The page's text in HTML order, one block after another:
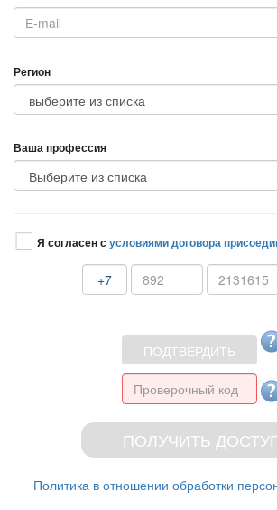
Регион
аша профессия
Я согласен сусловиями договора
+7
Политика в отношении обработки